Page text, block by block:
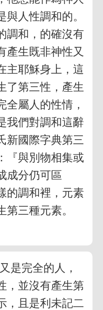
人性調和的。
調和，的確沒有
產生既非神性又
主耶穌身上，這
了第三性，產生
全屬人的性情，
我們對調和這辭
新國際字典第三
『與別物相集或
成分仍可區
的調和裡，元素
三種元素。
是完全的人，
，並沒有產生第
，且是利未記二